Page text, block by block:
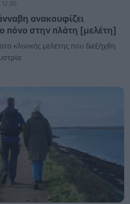
12:30
ανακουφίζει
πόνο στην πλάτη [μελέτη]
κλινικής μελέτης που διεξήχθη